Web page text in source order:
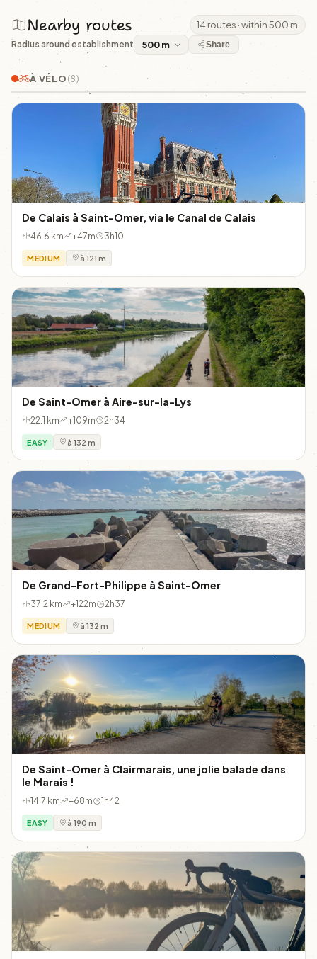
Nearby routes 14 routes · within 500 m
Radius around establishment Share
À VÉLO(8)
De Calais à Saint-Omer, via le Canal de Calais
46.6 km +47m 3h10
MEDIUM à 121 m
De Saint-Omer à Aire-sur-la-Lys
22.1 km +109m 2h34
EASY à 132 m
De Grand-Fort-Philippe à Saint-Omer
37.2 km +122m 2h37
MEDIUM à 132 m
De Saint-Omer à Clairmarais, une jolie balade dans
le Marais !
14.7 km +68m 1h42
EASY à 190 m